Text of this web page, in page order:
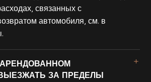
связанных с
автомобиля, см. в
ЗА ПРЕДЕЛЫ